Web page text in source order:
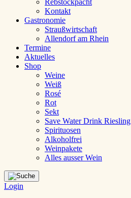
Rebstockpacht
Kontakt
Gastronomie
Straußwirtschaft
Allendorf am Rhein
Termine
Aktuelles
Shop
Weine
Weiß
Rosé
Rot
Sekt
Save Water Drink Riesling
Spirituosen
Alkoholfrei
Weinpakete
Alles ausser Wein
Login